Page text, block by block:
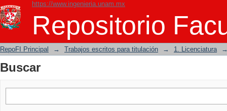
https://www.ingenieria.unam.mx
Repositorio
Buscar
RepoFI Principal → Trabajos escritos para titulación → 1. Licenciatura
Buscar